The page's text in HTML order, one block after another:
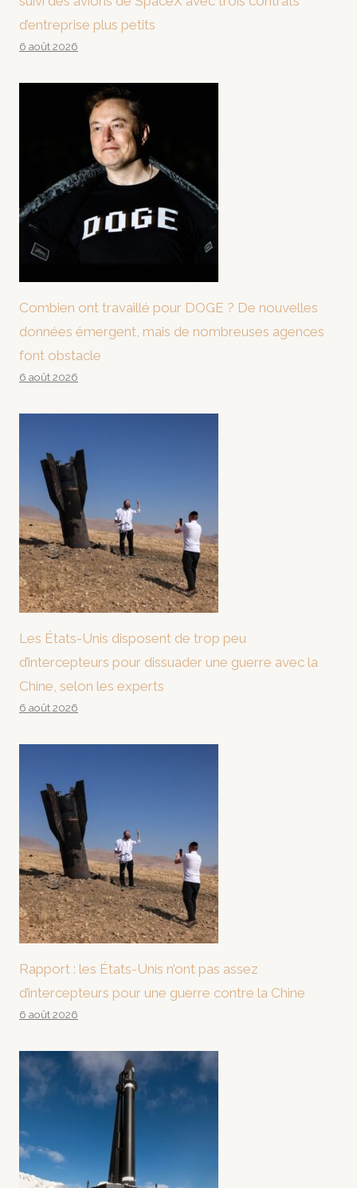
d’entreprise plus petits
6 août 2026
Combien ont travaillé pour DOGE ? De nouvelles
données émergent, mais de nombreuses agences
font obstacle
6 août 2026
Les États-Unis disposent de trop peu
d’intercepteurs pour dissuader une guerre avec la
Chine, selon les experts
6 août 2026
Rapport : les États-Unis n’ont pas assez
d’intercepteurs pour une guerre contre la Chine
6 août 2026